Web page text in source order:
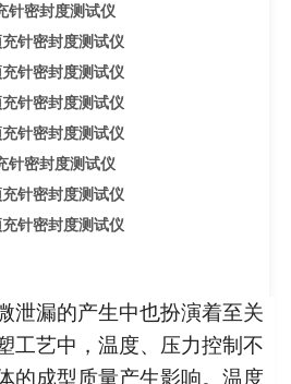
针密封度测试仪
针密封度测试仪
泄漏的产生中也扮演着至关
工艺中，温度、压力控制不
的成型质量产生影响。温度